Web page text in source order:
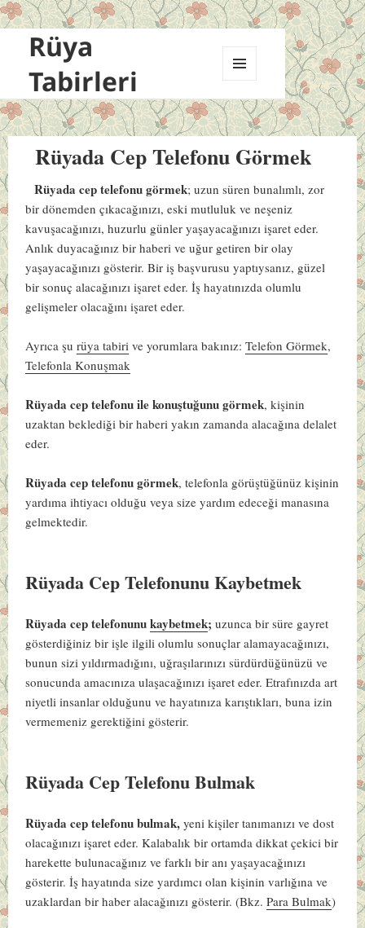
Rüya
Tabirleri
VE
BILEŞENLER
Rüyada Cep Telefonu Görmek
Rüyada cep telefonu görmek; uzun süren bunalımlı, zor
bir dönemden çıkacağınızı, eski mutluluk ve neşeniz
kavuşacağınızı, huzurlu günler yaşayacağınızı işaret eder.
Anlık duyacağınız bir haberi ve uğur getiren bir olay
yaşayacağınızı gösterir. Bir iş başvurusu yaptıysanız, güzel
bir sonuç alacağınızı işaret eder. İş hayatınızda olumlu
gelişmeler olacağını işaret eder.
Ayrıca şurüya tabiri ve yorumlara bakınız: Telefon Görmek,
Telefonla Konuşmak
Rüyada cep telefonu ile konuştuğunu görmek, kişinin
uzaktan beklediği bir haberi yakın zamanda alacağına delalet
eder.
Rüyada cep telefonu görmek, telefonla görüştüğünüz kişinin
yardıma ihtiyacı olduğu veya size yardım edeceği manasına
gelmektedir.
Rüyada Cep Telefonunu Kaybetmek
Rüyada cep telefonunukaybetmek;uzunca bir süre gayret
gösterdiğiniz bir işle ilgili olumlu sonuçlar alamayacağınızı,
bunun sizi yıldırmadığını, uğraşılarınızı sürdürdüğünüzü ve
sonucunda amacınıza ulaşacağınızı işaret eder. Etrafınızda art
niyetli insanlar olduğunu ve hayatınıza karıştıkları, buna izin
vermemeniz gerektiğini gösterir.
Rüyada Cep Telefonu Bulmak
Rüyada cep telefonu bulmak,yeni kişiler tanımanızı ve dost
olacağınızı işaret eder. Kalabalık bir ortamda dikkat çekici bir
harekette bulunacağınız ve farklı bir anı yaşayacağınızı
gösterir. İş hayatında size yardımcı olan kişinin varlığına ve
uzaklardan bir haber alacağınızı gösterir. (Bkz.Para Bulmak)